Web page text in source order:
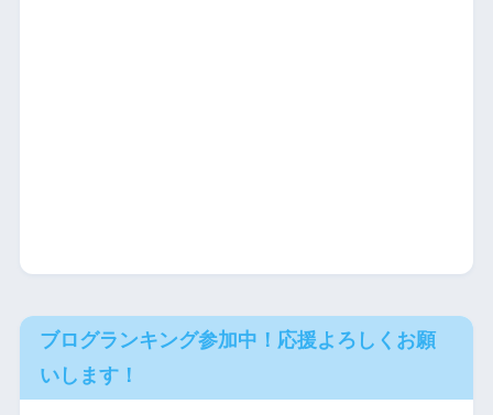
ブログランキング参加中！応援よろしくお願
いします！